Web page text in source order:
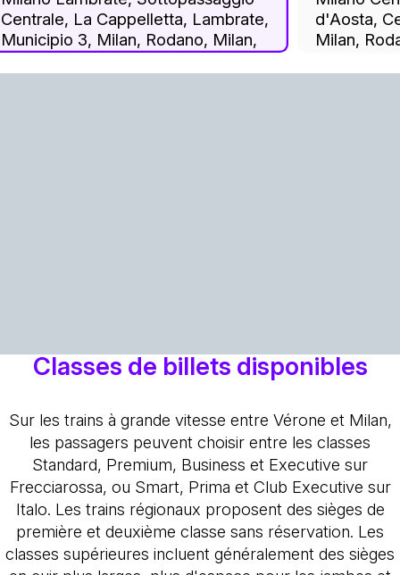
Centrale, La Cappelletta, Lambrate,
Municipio 3, Milan, Rodano, Milan,
d'Aosta,
Milan,
Classes de billets disponibles
Sur les trains à grande vitesse entre Vérone et Milan,
les passagers peuvent choisir entre les classes
Standard, Premium, Business et Executive sur
Frecciarossa, ou Smart, Prima et Club Executive sur
Italo. Les trains régionaux proposent des sièges de
première et deuxième classe sans réservation. Les
classes supérieures incluent généralement des sièges